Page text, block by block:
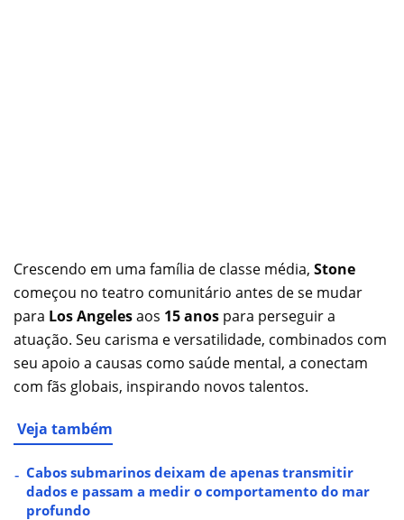
Crescendo em uma família de classe média, Stone
começou no teatro comunitário antes de se mudar
para Los Angelesaos 15 anos para perseguir a
atuação. Seu carisma e versatilidade, combinados com
seu apoio a causas como saúde mental, a conectam
com fãs globais, inspirando novos talentos.
Veja também
Cabos submarinos deixam de apenas transmitir
dados e passam a medir o comportamento do mar
profundo